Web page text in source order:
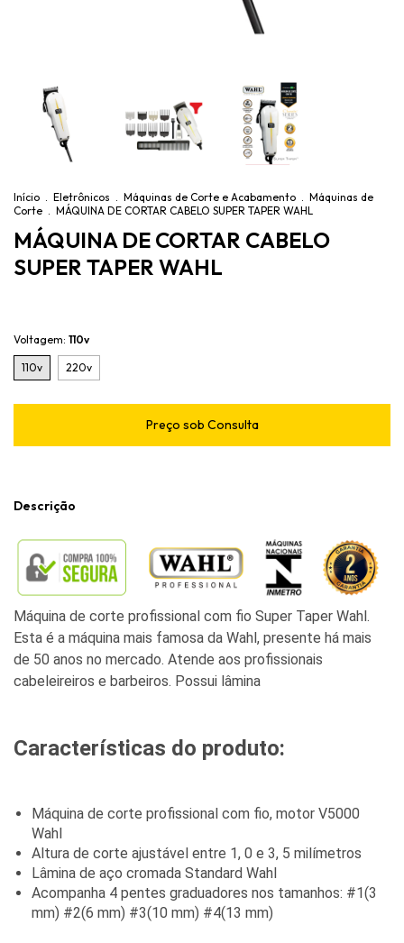
Início . Eletrônicos . Máquinas de Corte e Acabamento . Máquinas de
Corte . MÁQUINA DE CORTAR CABELO SUPER TAPER WAHL
MÁQUINA DE CORTAR CABELO
SUPER TAPER WAHL
Voltagem: 110v
110v 220v
Descrição
Máquina de corte profissional com fio Super Taper Wahl.
Esta é a máquina mais famosa da Wahl, presente há mais
de 50 anos no mercado. Atende aos profissionais
cabeleireiros e barbeiros. Possui lâmina
Características do produto:
Máquina de corte profissional com fio, motor V5000
Wahl
Altura de corte ajustável entre 1, 0 e 3, 5 milímetros
Lâmina de aço cromada Standard Wahl
Acompanha 4 pentes graduadores nos tamanhos: #1(3
mm) #2(6 mm) #3(10 mm) #4(13 mm)